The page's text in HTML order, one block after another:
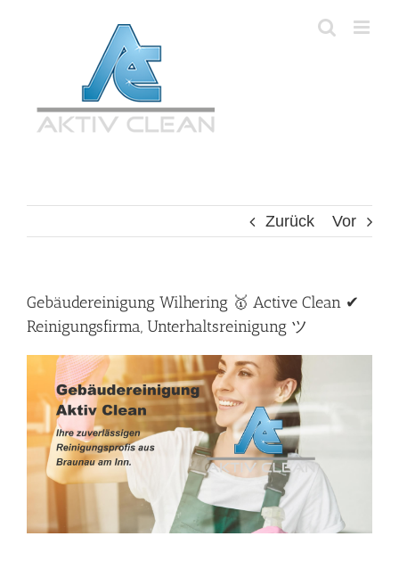
Zurück Vor
Gebäudereinigung Wilhering 🥇 Active Clean ✔
Reinigungsfirma, Unterhaltsreinigung ツ